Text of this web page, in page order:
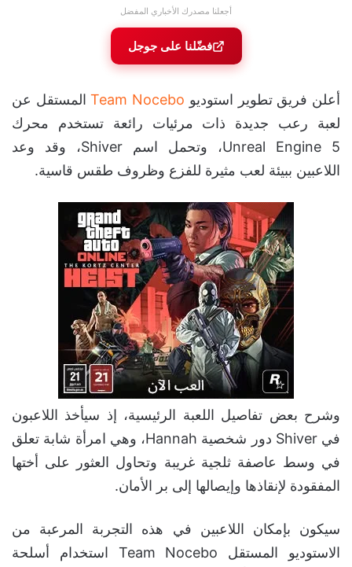
أجعلنا مصدرك الأخباري المفضل
فضّلنا على جوجل
أعلن فريق تطوير استوديو Team Nocebo المستقل عن
لعبة رعب جديدة ذات مرئيات رائعة تستخدم محرك
Unreal Engine 5، وتحمل اسم Shiver، وقد وعد
اللاعبين ببيئة لعب مثيرة للفزع وظروف طقس قاسية.
وشرح بعض تفاصيل اللعبة الرئيسية، إذ سيأخذ اللاعبون
في Shiver دور شخصية Hannah، وهي امرأة شابة تعلق
في وسط عاصفة ثلجية غريبة وتحاول العثور على أختها
المفقودة لإنقاذها وإيصالها إلى بر الأمان.
سيكون بإمكان اللاعبين في هذه التجربة المرعبة من
الاستوديو المستقل Team Nocebo استخدام أسلحة